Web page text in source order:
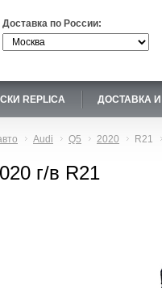
Доставка по России:
REPLICA ДОСТАВКА
Audi Q5 2020 R21
г/в R21